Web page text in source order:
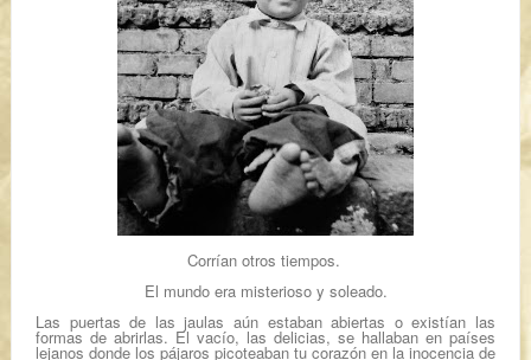
Corrían otros tiempos.
El mundo era misterioso y soleado.
Las puertas de las jaulas aún estaban abiertas o existían las
formas de abrirlas. El vacío, las delicias, se hallaban en países
lejanos donde los pájaros picoteaban tu corazón en la inocencia de